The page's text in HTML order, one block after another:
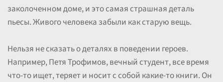
заколоченном доме, и это самая страшная деталь
пьесы. Живого человека забыли как старую вещь.
Нельзя не сказать о деталях в поведении героев.
Например, Петя Трофимов, вечный студент, все время
что-то ищет, теряет и носит с собой какие-то книги. Он